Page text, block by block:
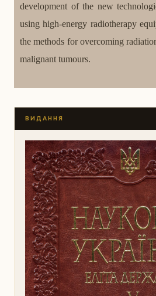
development of the new
using high-energy radiotherapy
the methods for overcoming
malignant tumours.
ВИДАННЯ